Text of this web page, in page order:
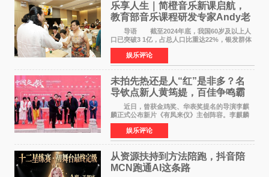
乐享人生｜简橙音乐新课启航，
教育部音乐课程研发专家Andy老
师重磅入驻领航银龄琴声
导语 截至2024年底，我国60岁及以上人
口已突破3 1亿，占总人口比重达22%，银发群体
的精神文化需求日益凸显。2024年1月，国务院办
公厅印发《关于发展银发经济增进老年人福祉的
意见》——这是
娱乐评论
未拍先热还是人“红”是非多？名
导钦点新人黄筠媞，百佳争鸣霸
气回应
近日，曾获金鸡奖、华表奖提名的导演李麒
麟正式公布新片《有凤来仪》主创阵容。李麒麟
早年凭电影《华容道》获得金鸡奖、华表奖提
名，此后长期参与国内外电影制作，其担任制片
人参与的作品亦曾
娱乐评论
从资源扶持到方法陪跑，抖音陪
MCN跑通AI这条路